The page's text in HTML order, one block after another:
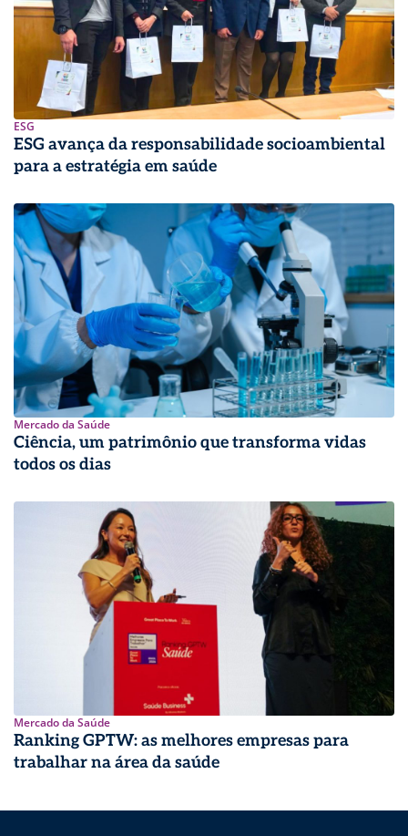
ESG
ESG avança da responsabilidade socioambiental
para a estratégia em saúde
Mercado da Saúde
Ciência, um patrimônio que transforma vidas
todos os dias
Mercado da Saúde
Ranking GPTW: as melhores empresas para
trabalhar na área da saúde